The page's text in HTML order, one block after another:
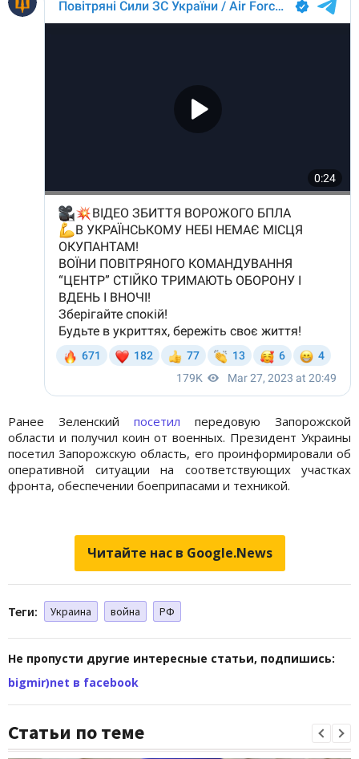
Ранее Зеленский посетил передовую Запорожской
области и получил коин от военных. Президент Украины
посетил Запорожскую область, его проинформировали об
оперативной ситуации на соответствующих участках
фронта, обеспечении боеприпасами и техникой.
Читайте нас в Google.News
Теги: Украина война РФ
Не пропусти другие интересные статьи, подпишись:
bigmir)net в facebook
Статьи по теме